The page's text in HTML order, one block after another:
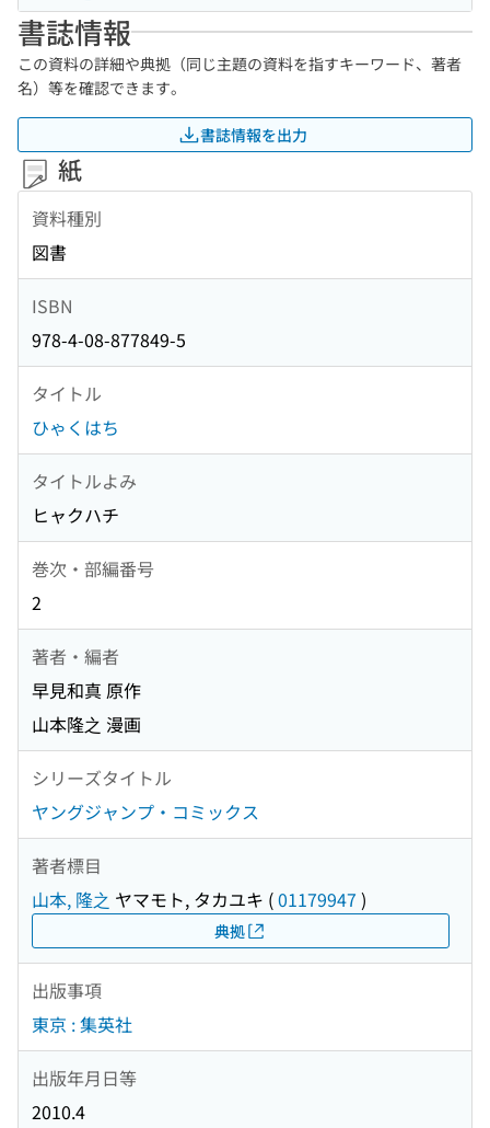
書誌情報
この資料の詳細や典拠（同じ主題の資料を指すキーワード、著者
名）等を確認できます。
書誌情報を出力
紙
資料種別
図書
ISBN
978-4-08-877849-5
タイトル
ひゃくはち
タイトルよみ
ヒャクハチ
巻次・部編番号
2
著者・編者
早見和真 原作
山本隆之 漫画
シリーズタイトル
ヤングジャンプ・コミックス
著者標目
山本, 隆之 ヤマモト, タカユキ (01179947 )
典拠
出版事項
東京 : 集英社
出版年月日等
2010.4